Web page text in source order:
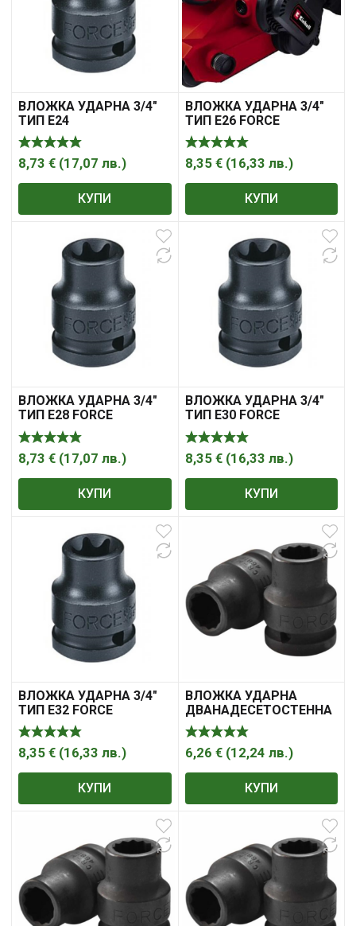
ВЛОЖКА УДАРНА 3/4″
ТИП Е24
8,73 € (17,07 лв.)
КУПИ
ВЛОЖКА УДАРНА 3/4″
ТИП Е26 FORCE
8,35 € (16,33 лв.)
КУПИ
ВЛОЖКА УДАРНА 3/4″
ТИП Е28 FORCE
8,73 € (17,07 лв.)
КУПИ
ВЛОЖКА УДАРНА 3/4″
ТИП Е30 FORCE
8,35 € (16,33 лв.)
КУПИ
ВЛОЖКА УДАРНА 3/4″
ТИП Е32 FORCE
8,35 € (16,33 лв.)
КУПИ
ВЛОЖКА УДАРНА
ДВАНАДЕСЕТОСТЕННА
19 3/4″ FORCE
6,26 € (12,24 лв.)
КУПИ